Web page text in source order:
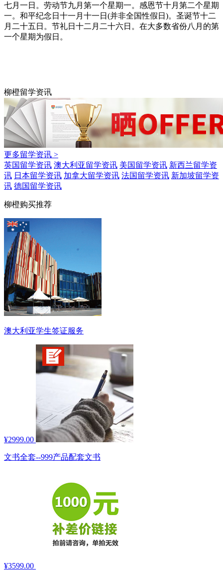
七月一日。劳动节九月第一个星期一。感恩节十月第二个星期
一。和平纪念日十一月十一日(并非全国性假日)。圣诞节十二
月二十五日。节礼日十二月二十六日。在大多数省份八月的第
一个星期为假日。
柳橙留学资讯
更多留学资讯 >
英国留学资讯 澳大利亚留学资讯 美国留学资讯 新西兰留学资
讯 日本留学资讯 加拿大留学资讯 法国留学资讯 新加坡留学资
讯 德国留学资讯
柳橙购买推荐
澳大利亚学生签证服务
¥2999.00
文书全套--999产品配套文书
¥3599.00